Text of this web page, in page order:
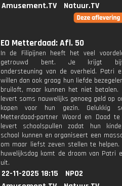
Amusement.TV
Natuur.TV
EO Metterdaad: Afl. 50
In de Filipijnen heeft het veel
getrouwd bent. Je krijgt
ondersteuning van de overheid. Patri
willen dan ook graag hun liefde
bruiloft, maar kunnen het niet betalen.
levert soms nauwelijks genoeg geld op
kopen voor hun gezin. Gelukkig
Metterdaad-partner Woord en Daad
levert schoolspullen zodat hun
school kunnen en organiseert een
om maar liefst zeven stellen te helpen.
huwelijksdag komt de droom van Patri
uit.
22-11-2025 18:15
NPO2